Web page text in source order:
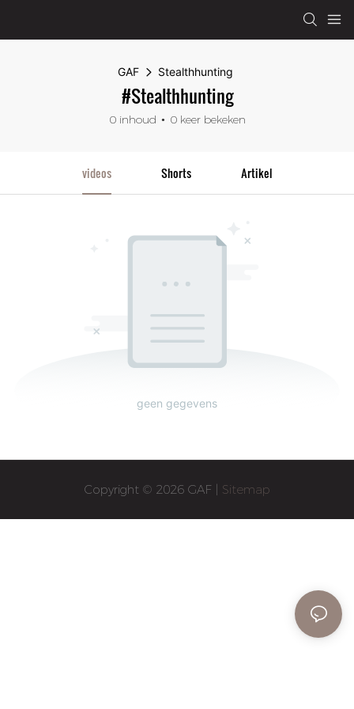
GAF Stealthhunting
#Stealthhunting
0 inhoud 0 keer bekeken
videos Shorts Artikel
geen gegevens
Copyright © 2026 GAF | Sitemap